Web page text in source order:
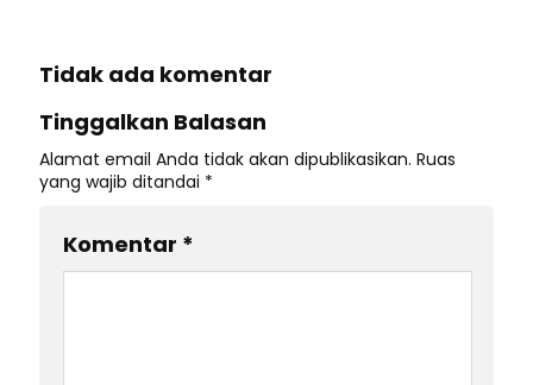
Tidak ada komentar
Tinggalkan Balasan
Alamat email Anda tidak akan dipublikasikan. Ruas
yang wajib ditandai *
Komentar *